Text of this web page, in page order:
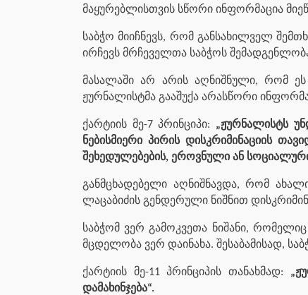
მაყურებლისთვის სწორი ინფორმაცია
საბჭო მიიჩნევს, რომ განსახილველ
ირჩევს მრჩეველთა საბჭოს
მასალაში არ არის აღნიშნული, რომ ეს
ჟურნალისტმა გააშუქა არასწორი
ქარტიის მე-7 პრინციპი: „ჟურნალისტს
ნებისმიერი პირის დისკრიმინაციის
შეხედულებების, ეროვნული ან
განმცხადებელი აღნიშნავდა, რომ
ლაცაბიძის გენდერული ნიშნით
საბჭომ ვერ გამოკვეთა ნიშანი,
მცდელობა ვერ დაინახა. შესაბამისად,
ქარტიის მე-11 პრინციპის თანახმად:
დამახინჯება“.